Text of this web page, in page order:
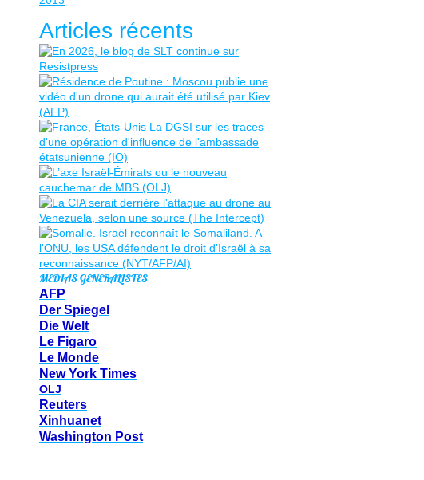
Articles récents
MEDIAS GENERALISTES
AFP
Der Spiegel
Die Welt
Le Figaro
Le Monde
New York Times
OLJ
Reuters
Xinhuanet
Washington Post